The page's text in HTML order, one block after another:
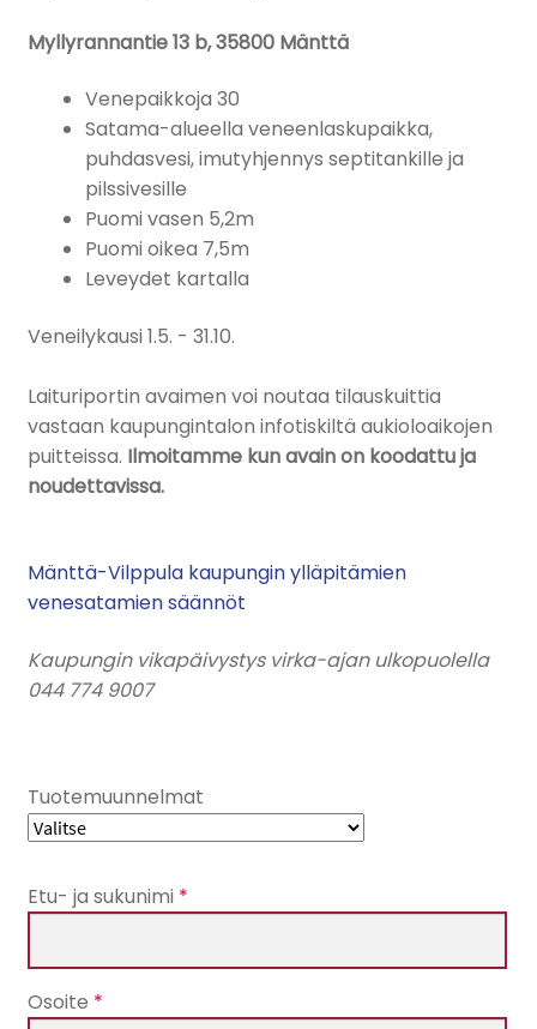
Myllyrannantie 13 b, 35800 Mänttä
Venepaikkoja 30
Satama-alueella veneenlaskupaikka,
puhdasvesi, imutyhjennys septitankille ja
pilssivesille
Puomi vasen 5,2m
Puomi oikea 7,5m
Leveydet kartalla
Veneilykausi 1.5. - 31.10.
Laituriportin avaimen voi noutaa tilauskuittia
vastaan kaupungintalon infotiskiltä aukioloaikojen
puitteissa. Ilmoitamme kun avain on koodattu ja
noudettavissa.
Mänttä-Vilppula kaupungin ylläpitämien
venesatamien säännöt
Kaupungin vikapäivystys virka-ajan ulkopuolella
044 774 9007
Tuotemuunnelmat
Etu- ja sukunimi *
Osoite *